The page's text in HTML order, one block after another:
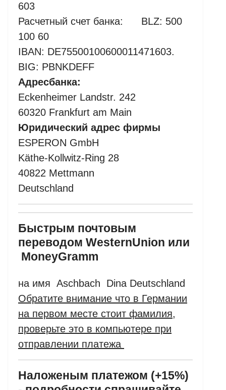
603
Расчетный счет банка: BLZ: 500
100 60
IBAN: DE75500100600011471603.
BIG: PBNKDEFF
Адресбанка:
Eckenheimer Landstr. 242
60320 Frankfurt am Main
Юридический адрес фирмы
ESPERON GmbH
Käthe-Kollwitz-Ring 28
40822 Mettmann
Deutschland
Быстрым почтовым
переводом WesternUnion или
MoneyGramm
на имя Aschbach Dina Deutschland
Обратите внимание что в Германии
на первом месте стоит фамилия,
проверьте это в компьютере при
отправлении платежа
Наложеным платежом (+15%)